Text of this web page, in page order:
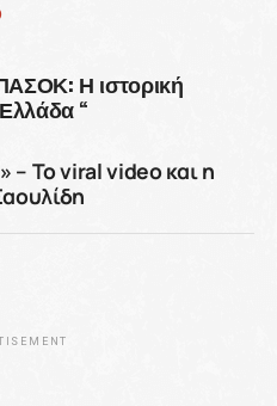
Η ιστορική
“
– Το viral video και η